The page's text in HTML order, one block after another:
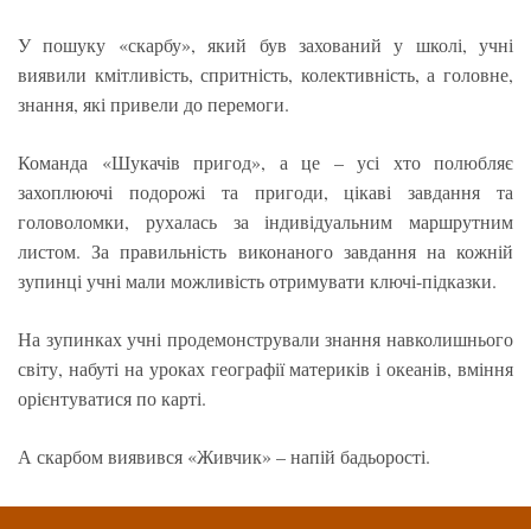
У пошуку «скарбу», який був захований у школі, учні
виявили кмітливість, спритність, колективність, а головне,
знання, які привели до перемоги.
Команда «Шукачів пригод», а це – усі хто полюбляє
захоплюючі подорожі та пригоди, цікаві завдання та
головоломки, рухалась за індивідуальним маршрутним
листом. За правильність виконаного завдання на кожній
зупинці учні мали можливість отримувати ключі-підказки.
На зупинках учні продемонстрували знання навколишнього
світу, набуті на уроках географії материків і океанів, вміння
орієнтуватися по карті.
А скарбом виявився «Живчик» – напій бадьорості.